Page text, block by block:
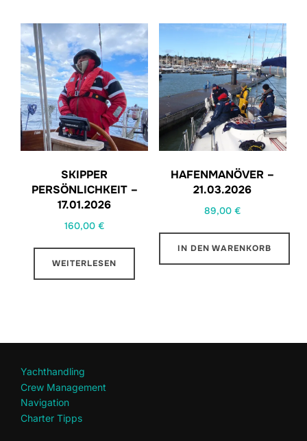
SKIPPER
PERSÖNLICHKEIT –
17.01.2026
160,00 €
WEITERLESEN
HAFENMANÖVER –
21.03.2026
89,00 €
IN DEN WARENKORB
Yachthandling
Crew Management
Navigation
Charter Tipps